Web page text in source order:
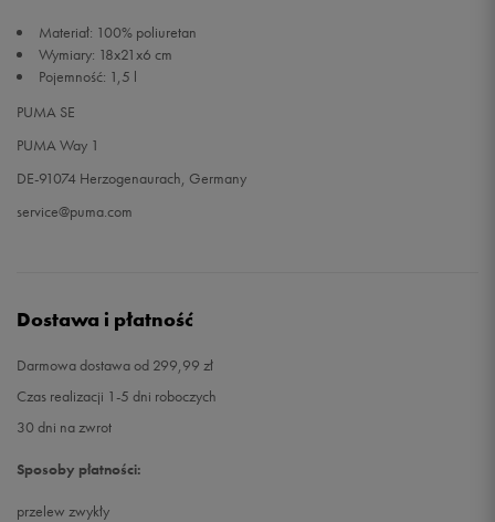
Materiał: 100% poliuretan
Wymiary: 18x21x6 cm
Pojemność: 1,5 l
PUMA SE
PUMA Way 1
DE-91074 Herzogenaurach, Germany
service@puma.com
Dostawa i płatność
Darmowa dostawa od 299,99 zł
Czas realizacji 1-5 dni roboczych
30 dni na zwrot
Sposoby płatności:
przelew zwykły